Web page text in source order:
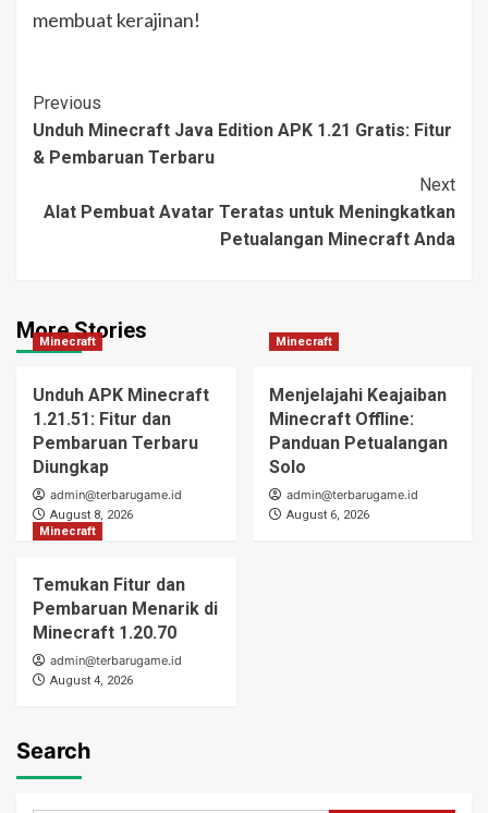
membuat kerajinan!
Post
Navigation
Previous
Unduh Minecraft Java Edition APK 1.21 Gratis: Fitur
& Pembaruan Terbaru
Next
Alat Pembuat Avatar Teratas untuk Meningkatkan
Petualangan Minecraft Anda
More Stories
Minecraft
Unduh APK Minecraft
1.21.51: Fitur dan
Pembaruan Terbaru
Diungkap
admin@terbarugame.id
August 8, 2026
Minecraft
Menjelajahi Keajaiban
Minecraft Offline:
Panduan Petualangan
Solo
admin@terbarugame.id
August 6, 2026
Minecraft
Temukan Fitur dan
Pembaruan Menarik di
Minecraft 1.20.70
admin@terbarugame.id
August 4, 2026
Search